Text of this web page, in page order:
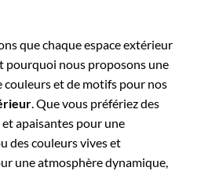
que chaque espace extérieur
pourquoi nous proposons une
couleurs et de motifs pour nos
. Que vous préfériez des
apaisantes pour une
des couleurs vives et
une atmosphère dynamique,